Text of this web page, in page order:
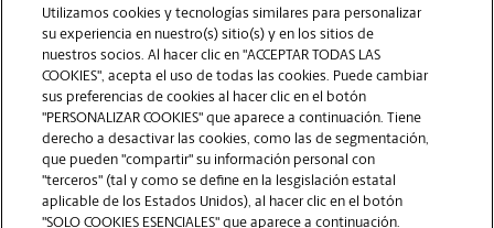
Utilizamos cookies y tecnologías similares para personalizar
su experiencia en nuestro(s) sitio(s) y en los sitios de
nuestros socios. Al hacer clic en "ACCEPTAR TODAS LAS
COOKIES", acepta el uso de todas las cookies. Puede cambiar
sus preferencias de cookies al hacer clic en el botón
"PERSONALIZAR COOKIES" que aparece a continuación. Tiene
derecho a desactivar las cookies, como las de segmentación,
que pueden "compartir" su información personal con
"terceros" (tal y como se define en la lesgislación estatal
aplicable de los Estados Unidos), al hacer clic en el botón
"SOLO COOKIES ESENCIALES" que aparece a continuación.